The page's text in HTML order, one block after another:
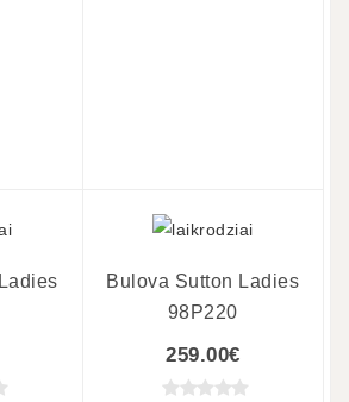
Bulova Sutton Ladies
98P220
259.00€